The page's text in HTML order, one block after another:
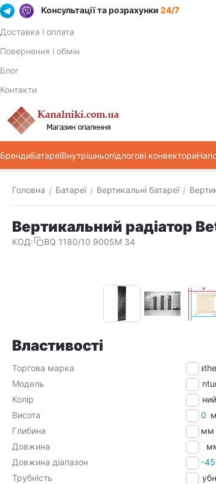
Консультації та розрахунки 24/7
Доставка і оплата
Повернення і обмін
Блог
Контакти
БрендиБатареїВнутрішньопідлогові конвектори
Головна / Батареї / Вертикальні батареї /
Вертикальний радіатор
КОД: BQ 1180/10 9005M 34
Властивості
Торгова марка
Модель
Колір
Чорний
Висота
1800
Глибина
60 мм
Довжина
405
Довжина діапазон
401-
Трубність
1